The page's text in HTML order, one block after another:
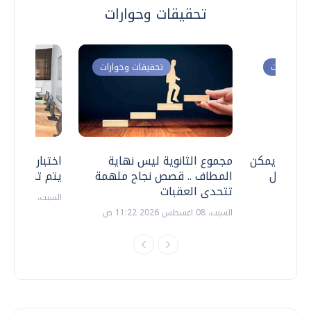
تحقيقات وحوارات
اختبارات
يتم
السبت، 18 يوليو 2026 09:22 ص
تحقيقات وحوارات
مجموع الثانوية ليس نهاية
المطاف .. قصص نجاح ملهمة
تتحدى العقبات
السبت، 08 اغسطس 2026 11:22 ص
وحوارات
.. هل يمكن
نتعامل